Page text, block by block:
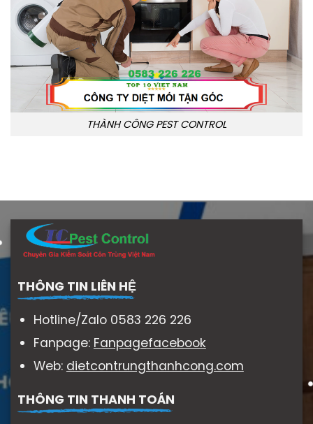
THÀNH CÔNG PEST CONTROL
THÔNG TIN LIÊN HỆ
Hotline/Zalo 0583 226 226
Fanpage: Fanpagefacebook
Web: dietcontrungthanhcong.com
THÔNG TIN THANH TOÁN